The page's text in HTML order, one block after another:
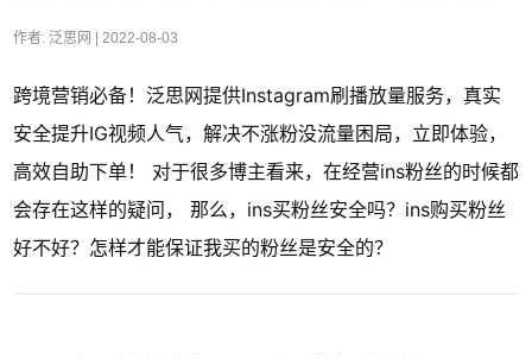
作者: 泛思网 | 2022-08-03
跨境营销必备！泛思网提供Instagram刷播放量服务，真实
安全提升IG视频人气，解决不涨粉没流量困局，立即体验，
高效自助下单！ 对于很多博主看来，在经营ins粉丝的时候都
会存在这样的疑问， 那么，ins买粉丝安全吗？ins购买粉丝
好不好？怎样才能保证我买的粉丝是安全的？